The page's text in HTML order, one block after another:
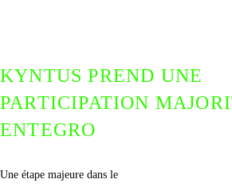
KYNTUS PREND UNE
PARTICIPATION
ENTEGRO
Une étape majeure dans le